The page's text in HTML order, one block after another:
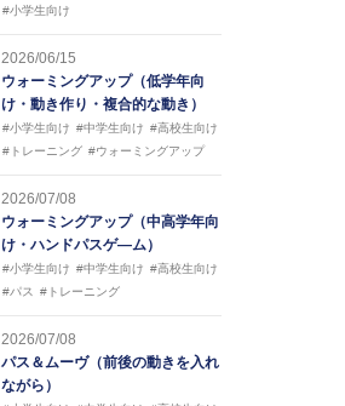
#小学生向け
2026/06/15
ウォーミングアップ（低学年向
け・動き作り・複合的な動き）
#小学生向け #中学生向け #高校生向け
#トレーニング #ウォーミングアップ
2026/07/08
ウォーミングアップ（中高学年向
け・ハンドパスゲ―ム）
#小学生向け #中学生向け #高校生向け
#パス
#トレーニング
2026/07/08
パス＆ムーヴ（前後の動きを入れ
ながら）